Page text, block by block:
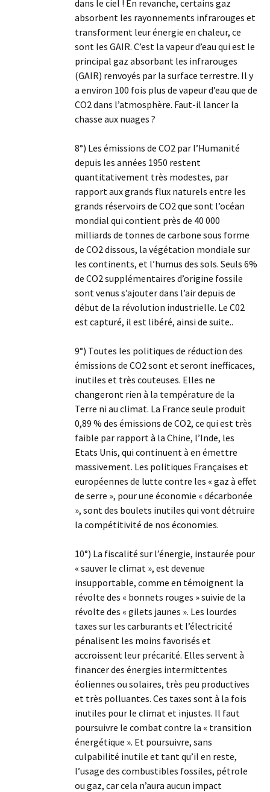
dans le ciel ! En revanche, certains gaz
absorbent les rayonnements infrarouges et
transforment leur énergie en chaleur, ce
sont les GAIR. C’est la vapeur d’eau qui est le
principal gaz absorbant les infrarouges
(GAIR) renvoyés par la surface terrestre. Il y
a environ 100 fois plus de vapeur d’eau que de
CO2 dans l’atmosphère. Faut-il lancer la
chasse aux nuages ?
8°) Les émissions de CO2 par l’Humanité
depuis les années 1950 restent
quantitativement très modestes, par
rapport aux grands flux naturels entre les
grands réservoirs de CO2 que sont l’océan
mondial qui contient près de 40 000
milliards de tonnes de carbone sous forme
de CO2 dissous, la végétation mondiale sur
les continents, et l’humus des sols. Seuls 6%
de CO2 supplémentaires d’origine fossile
sont venus s’ajouter dans l’air depuis de
début de la révolution industrielle. Le C02
est capturé, il est libéré, ainsi de suite..
9°) Toutes les politiques de réduction des
émissions de CO2 sont et seront inefficaces,
inutiles et très couteuses. Elles ne
changeront rien à la température de la
Terre ni au climat. La France seule produit
0,89 % des émissions de CO2, ce qui est très
faible par rapport à la Chine, l’Inde, les
Etats Unis, qui continuent à en émettre
massivement. Les politiques Françaises et
européennes de lutte contre les « gaz à effet
de serre », pour une économie « décarbonée
», sont des boulets inutiles qui vont détruire
la compétitivité de nos économies.
10°) La fiscalité sur l’énergie, instaurée pour
« sauver le climat », est devenue
insupportable, comme en témoignent la
révolte des « bonnets rouges » suivie de la
révolte des « gilets jaunes ». Les lourdes
taxes sur les carburants et l’électricité
pénalisent les moins favorisés et
accroissent leur précarité. Elles servent à
financer des énergies intermittentes
éoliennes ou solaires, très peu productives
et très polluantes. Ces taxes sont à la fois
inutiles pour le climat et injustes. Il faut
poursuivre le combat contre la « transition
énergétique ». Et poursuivre, sans
culpabilité inutile et tant qu’il en reste,
l’usage des combustibles fossiles, pétrole
ou gaz, car cela n’aura aucun impact